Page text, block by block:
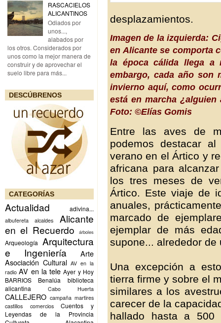
RASCACIELOS
ALICANTINOS
Odiados por
unos...,
alabados por
los otros. Considerados por
unos como la mejor manera de
construir y de aprovechar el
suelo libre para más...
DESCÚBRENOS
CATEGORÍAS
Actualidad adivina...
albufereta alcaldes
Alicante
en el Recuerdo
árboles
Arqueología Arquitectura
e Ingeniería
Arte
Asociación Cultural AV en la
radio AV en la tele Ayer y Hoy
BARRIOS
Benalúa
biblioteca
alicantina
Cabo Huerta
CALLEJERO campaña martires
castillos
comercios
Cuentos y
Leyendas de la Provincia
desplazamientos.
Imagen de la izquierda:
en Alicante se comporta
la época cálida llega a
embargo, cada año son
invierno aquí, como
está en marcha
Foto: ©Elías Gomis
Entre las aves de
podemos destacar
verano en el Ártico y
africana para
los tres meses de
Ártico. Este viaje de
anuales,
marcado de
ejemplar de más
supone... alrededor de
Una excepción a
tierra firme y sobre el
similares a los
carecer de la
hallado hasta a